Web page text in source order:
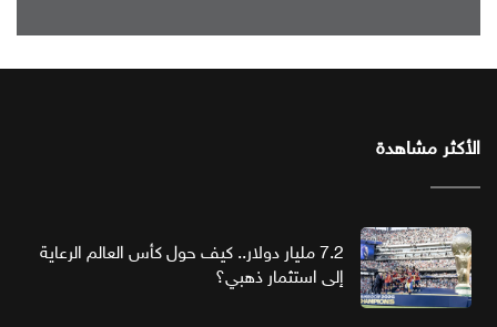
الأكثر مشاهدة
7.2 مليار دولار.. كيف حول كأس العالم الرعاية
إلى استثمار ذهبي؟